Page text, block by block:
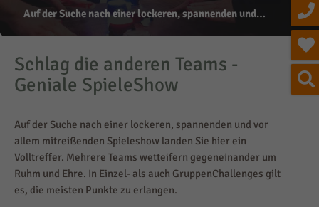
Auf der Suche nach einer lockeren, spannenden und…
Schlag die anderen Teams -
Geniale SpieleShow
Auf der Suche nach einer lockeren, spannenden und vor
allem mitreißenden Spieleshow landen Sie hier ein
Volltreffer. Mehrere Teams wetteifern gegeneinander um
Ruhm und Ehre. In Einzel- als auch GruppenChallenges gilt
es, die meisten Punkte zu erlangen.